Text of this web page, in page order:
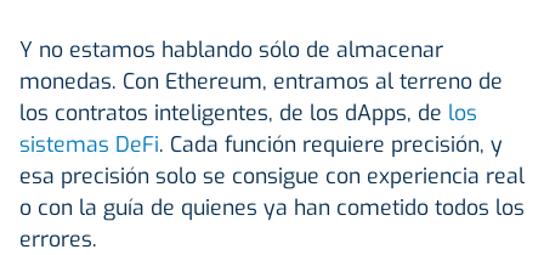
Y no estamos hablando sólo de almacenar
monedas. Con Ethereum, entramos al terreno de
los contratos inteligentes, de los dApps, de los
sistemas DeFi. Cada función requiere precisión, y
esa precisión solo se consigue con experiencia real
o con la guía de quienes ya han cometido todos los
errores.